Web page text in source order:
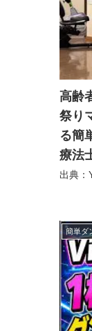
高齢
祭り
る簡
療法
出典：
簡単ダ